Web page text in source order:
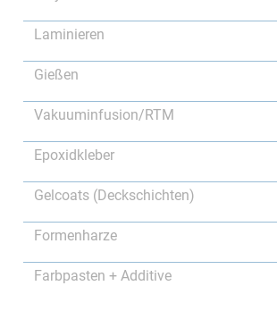
Laminieren
Gießen
Vakuuminfusion/RTM
Epoxidkleber
Gelcoats (Deckschichten)
Formenharze
Farbpasten + Additive